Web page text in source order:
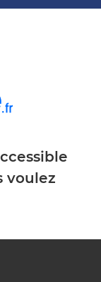
voulez